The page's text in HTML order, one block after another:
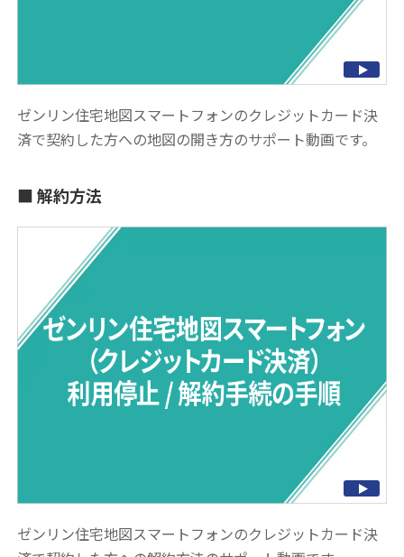
ゼンリン住宅地図スマートフォンのクレジットカード決
済で契約した方への地図の開き方のサポート動画です。
解約方法
ゼンリン住宅地図スマートフォンのクレジットカード決